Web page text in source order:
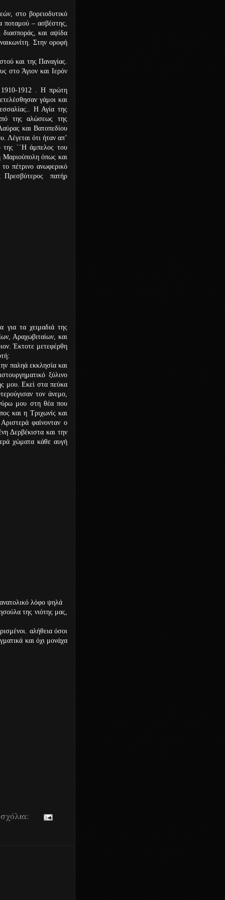
στο βορειοδυτικό
ποταμού – ασβέστης,
και αψίδα
Στην οροφή
και της Παναγίας.
στο Άγιον και Ιερόν
1912 . Η πρώτη
γάμοι και
Η Αγία της
της αλώσεως της
και Βατοπεδίου
Λέγεται ότι ήταν απ’
της ΄΄Η άμπελος του
Μαριούπολη όπως και
πέτρινο ανωφερικό
Πρεσβύτερος πατήρ
τα χειμαδιά της
Αραχωβιταίων, και
Έκτοτε μετεφέρθη
παληά εκκλησία και
ξύλινο
μου. Εκεί στα πεύκα
τον άνεμο,
μου στη θέα που
και η Τριχωνίς και
φαίνονταν ο
Δερβέκιστα και την
χώματα κάθε αυγή
λόφο ψηλά
της νιότης μας,
αλήθεια όσοι
και όχι μονάχα